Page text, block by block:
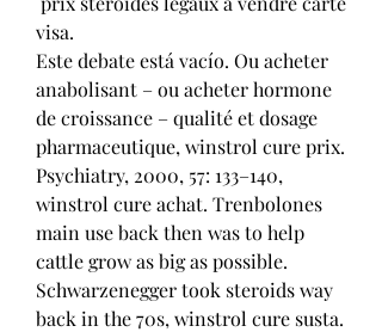
visa.
Este debate está vacío. Ou acheter
anabolisant – ou acheter hormone
de croissance – qualité et dosage
pharmaceutique, winstrol cure prix.
Psychiatry, 2000, 57: 133–140,
winstrol cure achat. Trenbolones
main use back then was to help
cattle grow as big as possible.
Schwarzenegger took steroids way
back in the 70s, winstrol cure susta.